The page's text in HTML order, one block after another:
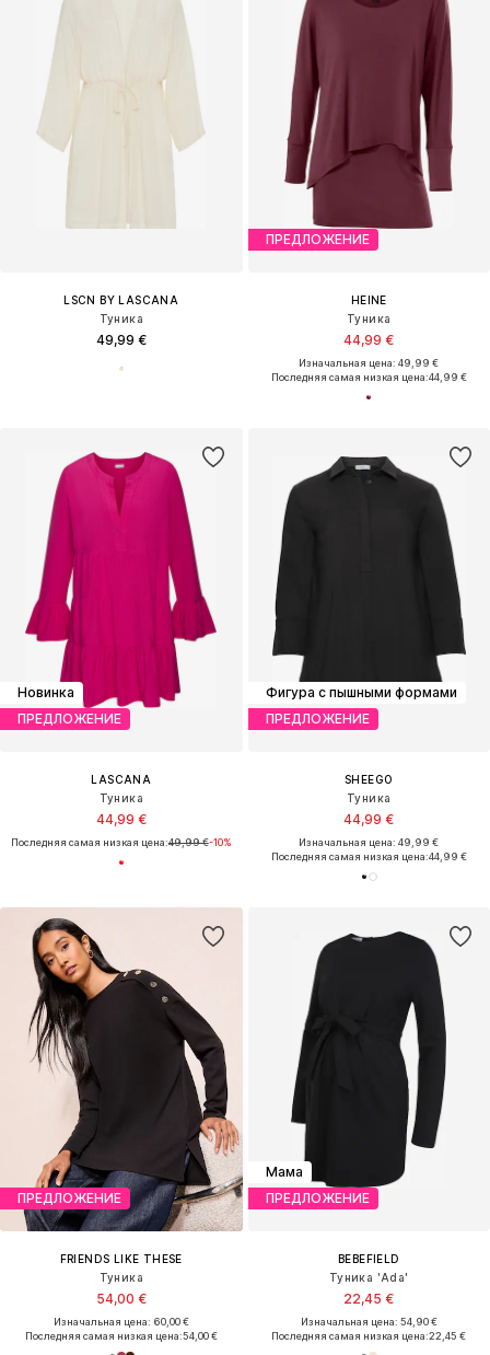
LSCN BY LASCANA
Туника
49,99 €
ПРЕДЛОЖЕНИЕ
HEINE
Туника
44,99 €
Изначальная цена: 49,99 €
Последняя самая низкая цена:44,99 €
Новинка
ПРЕДЛОЖЕНИЕ
LASCANA
Туника
44,99 €
Последняя самая низкая цена:49,99 €-10%
Фигура с пышными формами
ПРЕДЛОЖЕНИЕ
SHEEGO
Туника
44,99 €
Изначальная цена: 49,99 €
Последняя самая низкая цена:44,99 €
ПРЕДЛОЖЕНИЕ
FRIENDS LIKE THESE
Туника
54,00 €
Изначальная цена: 60,00 €
Последняя самая низкая цена:54,00 €
Мама
ПРЕДЛОЖЕНИЕ
BEBEFIELD
Туника 'Ada'
22,45 €
Изначальная цена: 54,90 €
Последняя самая низкая цена:22,45 €